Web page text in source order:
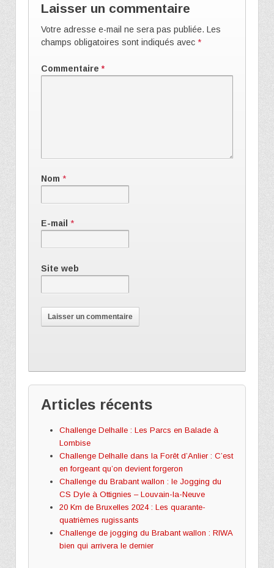
Laisser un commentaire
Votre adresse e-mail ne sera pas publiée. Les
champs obligatoires sont indiqués avec *
Commentaire *
Nom *
E-mail *
Site web
Articles récents
Challenge Delhalle : Les Parcs en Balade à
Lombise
Challenge Delhalle dans la Forêt d’Anlier : C’est
en forgeant qu’on devient forgeron
Challenge du Brabant wallon : le Jogging du
CS Dyle à Ottignies – Louvain-la-Neuve
20 Km de Bruxelles 2024 : Les quarante-
quatrièmes rugissants
Challenge de jogging du Brabant wallon : RIWA
bien qui arrivera le dernier